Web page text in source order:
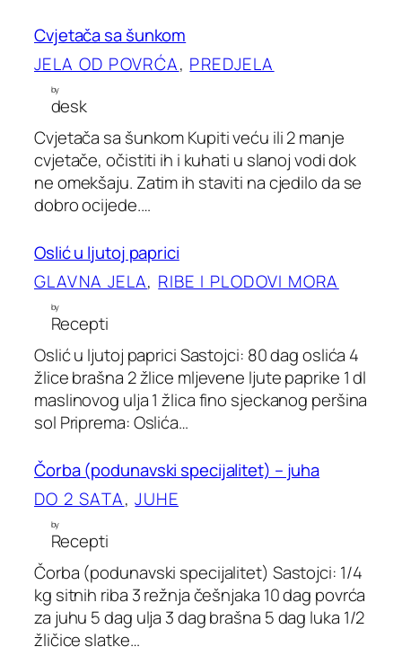
Cvjetača sa šunkom
JELA OD POVRĆA, PREDJELA
by
desk
Cvjetača sa šunkom Kupiti veću ili 2 manje
cvjetače, očistiti ih i kuhati u slanoj vodi dok
ne omekšaju. Zatim ih staviti na cjedilo da se
dobro ocijede.…
Oslić u ljutoj paprici
GLAVNA JELA, RIBE I PLODOVI MORA
by
Recepti
Oslić u ljutoj paprici Sastojci: 80 dag oslića 4
žlice brašna 2 žlice mljevene ljute paprike 1 dl
maslinovog ulja 1 žlica fino sjeckanog peršina
sol Priprema: Oslića…
Čorba (podunavski specijalitet) – juha
DO 2 SATA, JUHE
by
Recepti
Čorba (podunavski specijalitet) Sastojci: 1/4
kg sitnih riba 3 režnja češnjaka 10 dag povrća
za juhu 5 dag ulja 3 dag brašna 5 dag luka 1/2
žličice slatke…